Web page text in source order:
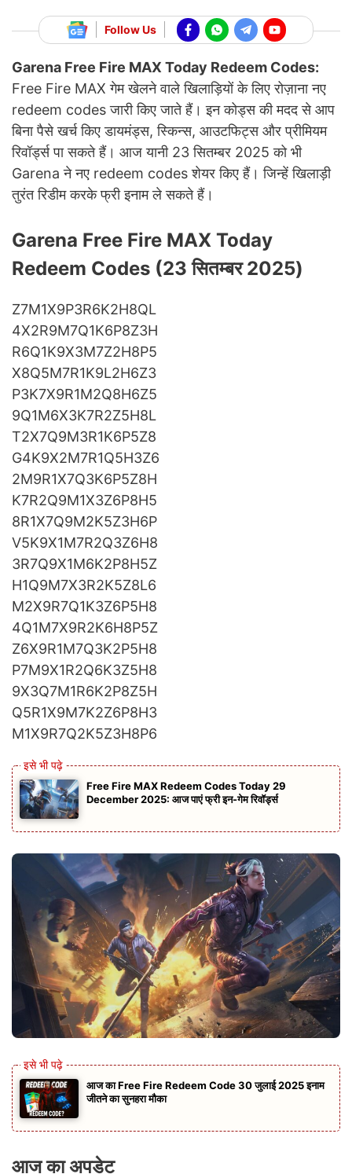
Follow Us
Garena Free Fire MAX Today Redeem Codes:
Free Fire MAX गेम खेलने वाले खिलाड़ियों के लिए रोज़ाना नए
redeem codes जारी किए जाते हैं। इन कोड्स की मदद से आप
बिना पैसे खर्च किए डायमंड्स, स्किन्स, आउटफिट्स और प्रीमियम
रिवॉर्ड्स पा सकते हैं। आज यानी 23 सितम्बर 2025 को भी
Garena ने नए redeem codes शेयर किए हैं। जिन्हें खिलाड़ी
तुरंत रिडीम करके फ्री इनाम ले सकते हैं।
Garena Free Fire MAX Today
Redeem Codes (23 सितम्बर 2025)
Z7M1X9P3R6K2H8QL
4X2R9M7Q1K6P8Z3H
R6Q1K9X3M7Z2H8P5
X8Q5M7R1K9L2H6Z3
P3K7X9R1M2Q8H6Z5
9Q1M6X3K7R2Z5H8L
T2X7Q9M3R1K6P5Z8
G4K9X2M7R1Q5H3Z6
2M9R1X7Q3K6P5Z8H
K7R2Q9M1X3Z6P8H5
8R1X7Q9M2K5Z3H6P
V5K9X1M7R2Q3Z6H8
3R7Q9X1M6K2P8H5Z
H1Q9M7X3R2K5Z8L6
M2X9R7Q1K3Z6P5H8
4Q1M7X9R2K6H8P5Z
Z6X9R1M7Q3K2P5H8
P7M9X1R2Q6K3Z5H8
9X3Q7M1R6K2P8Z5H
Q5R1X9M7K2Z6P8H3
M1X9R7Q2K5Z3H8P6
Free Fire MAX Redeem Codes Today 29
December 2025: आज पाएं फ्री इन-गेम रिवॉर्ड्स
आज का Free Fire Redeem Code 30 जुलाई 2025 इनाम
जीतने का सुनहरा मौका
आज का अपडेट